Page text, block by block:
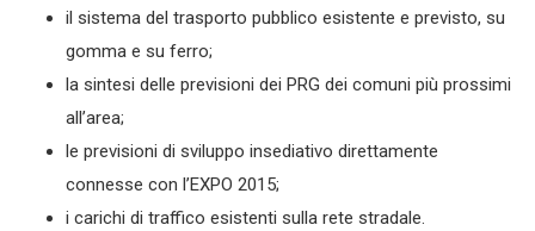
il sistema del trasporto pubblico esistente e previsto, su
gomma e su ferro;
la sintesi delle previsioni dei PRG dei comuni più prossimi
all’area;
le previsioni di sviluppo insediativo direttamente
connesse con l’EXPO 2015;
i carichi di traffico esistenti sulla rete stradale.